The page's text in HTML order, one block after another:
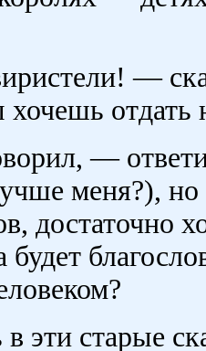
—
хочешь
—
меня?),
достаточно
будет
эти старые